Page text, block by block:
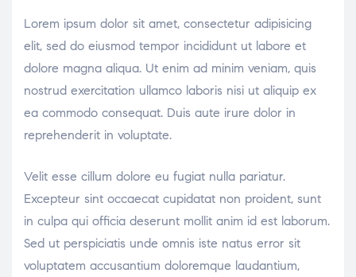
Lorem ipsum dolor sit amet, consectetur adipisicing
elit, sed do eiusmod tempor incididunt ut labore et
dolore magna aliqua. Ut enim ad minim veniam, quis
nostrud exercitation ullamco laboris nisi ut aliquip ex
ea commodo consequat. Duis aute irure dolor in
reprehenderit in voluptate.
Velit esse cillum dolore eu fugiat nulla pariatur.
Excepteur sint occaecat cupidatat non proident, sunt
in culpa qui officia deserunt mollit anim id est laborum.
Sed ut perspiciatis unde omnis iste natus error sit
voluptatem accusantium doloremque laudantium,